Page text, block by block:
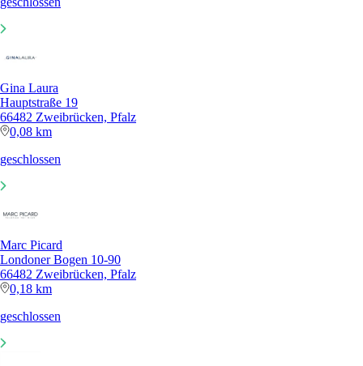
Gina Laura
Hauptstraße 19
66482 Zweibrücken, Pfalz
0,08 km
geschlossen
Marc Picard
Londoner Bogen 10-90
66482 Zweibrücken, Pfalz
0,18 km
geschlossen